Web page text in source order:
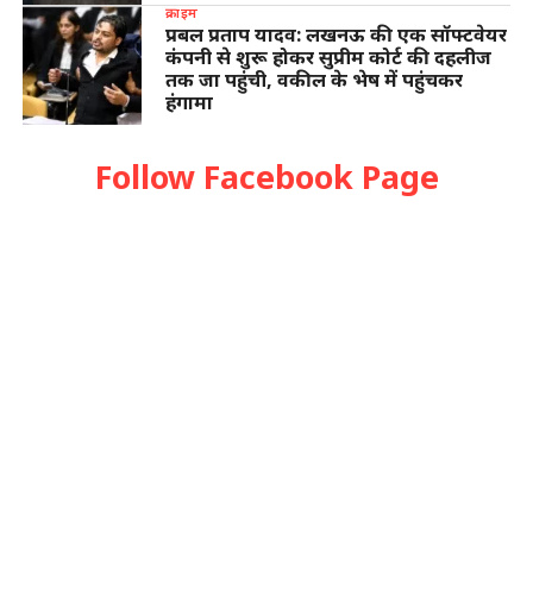
क्राइम
प्रबल प्रताप यादव: लखनऊ की एक सॉफ्टवेयर
कंपनी से शुरू होकर सुप्रीम कोर्ट की दहलीज
तक जा पहुंची, वकील के भेष में पहुंचकर
हंगामा
Follow Facebook Page